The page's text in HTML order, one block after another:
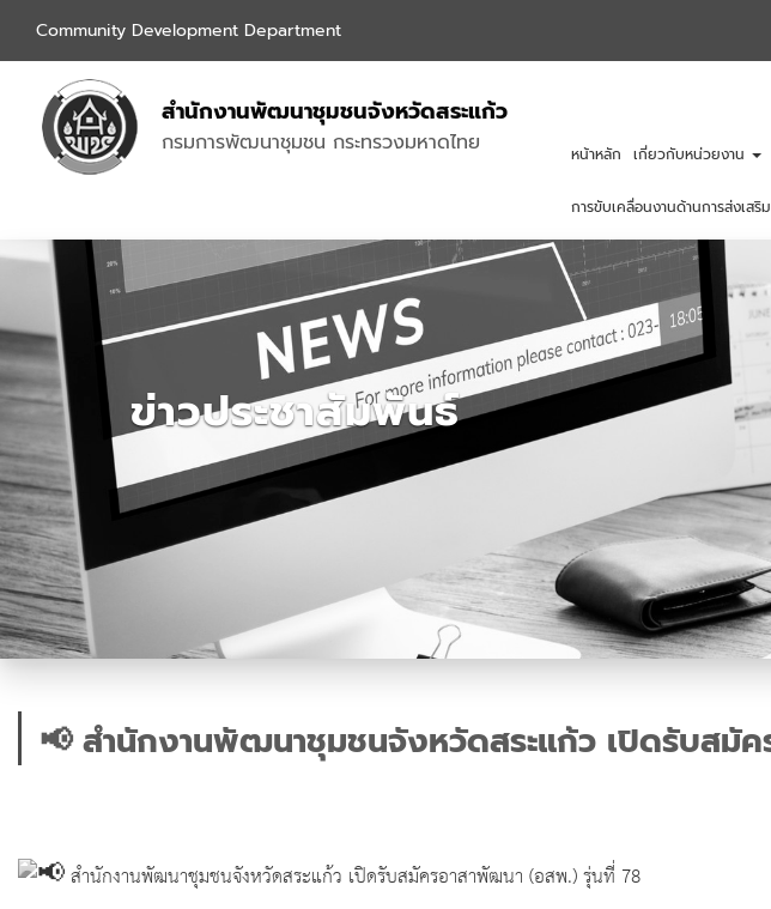
Community Development Department
สำนักงานพัฒนาชุมชนจังหวัดสระแก้ว
กรมการพัฒนาชุมชน กระทรวงมหาดไทย หน้าหลัก เกี่ยวกับหน่วยงาน
การขับเคลื่อนงานด้านการส่งเสริ
ข่าวประชาสัมพันธ์
📢 สำนักงานพัฒนาชุมชนจังหวัดสระแก้ว เปิดรับสมั
สำนักงานพัฒนาชุมชนจังหวัดสระแก้ว เปิดรับสมัครอาสาพัฒนา (อสพ.) รุ่นที่ 78